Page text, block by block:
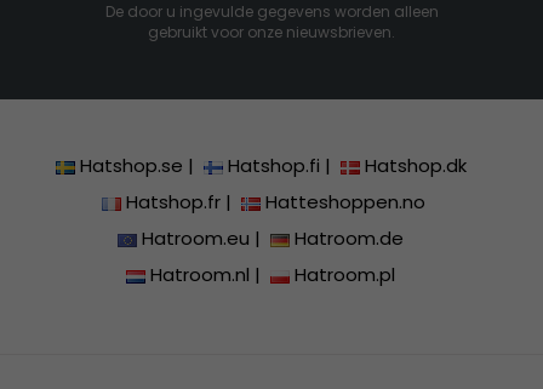
De door u ingevulde gegevens worden alleen
gebruikt voor onze nieuwsbrieven.
Hatshop.se | Hatshop.fi |
Hatshop.dk
Hatshop.fr|
Hatteshoppen.no
Hatroom.eu |
Hatroom.de
Hatroom.nl | Hatroom.pl